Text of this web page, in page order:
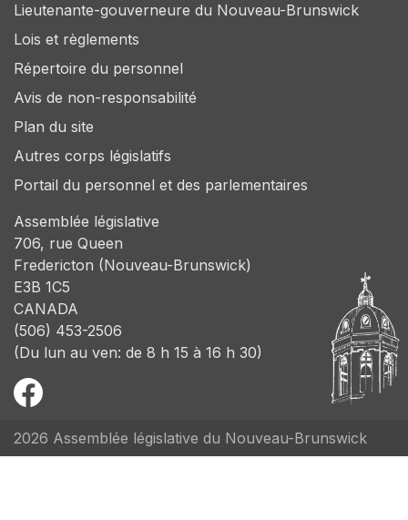
Lieutenante-gouverneure du Nouveau-Brunswick
Lois et règlements
Répertoire du personnel
Avis de non-responsabilité
Plan du site
Autres corps législatifs
Portail du personnel et des parlementaires
Assemblée législative
706, rue Queen
Fredericton (Nouveau-Brunswick)
E3B 1C5
CANADA
(506) 453-2506
(Du lun au ven: de 8 h 15 à 16 h 30)
2026 Assemblée législative du Nouveau-Brunswick